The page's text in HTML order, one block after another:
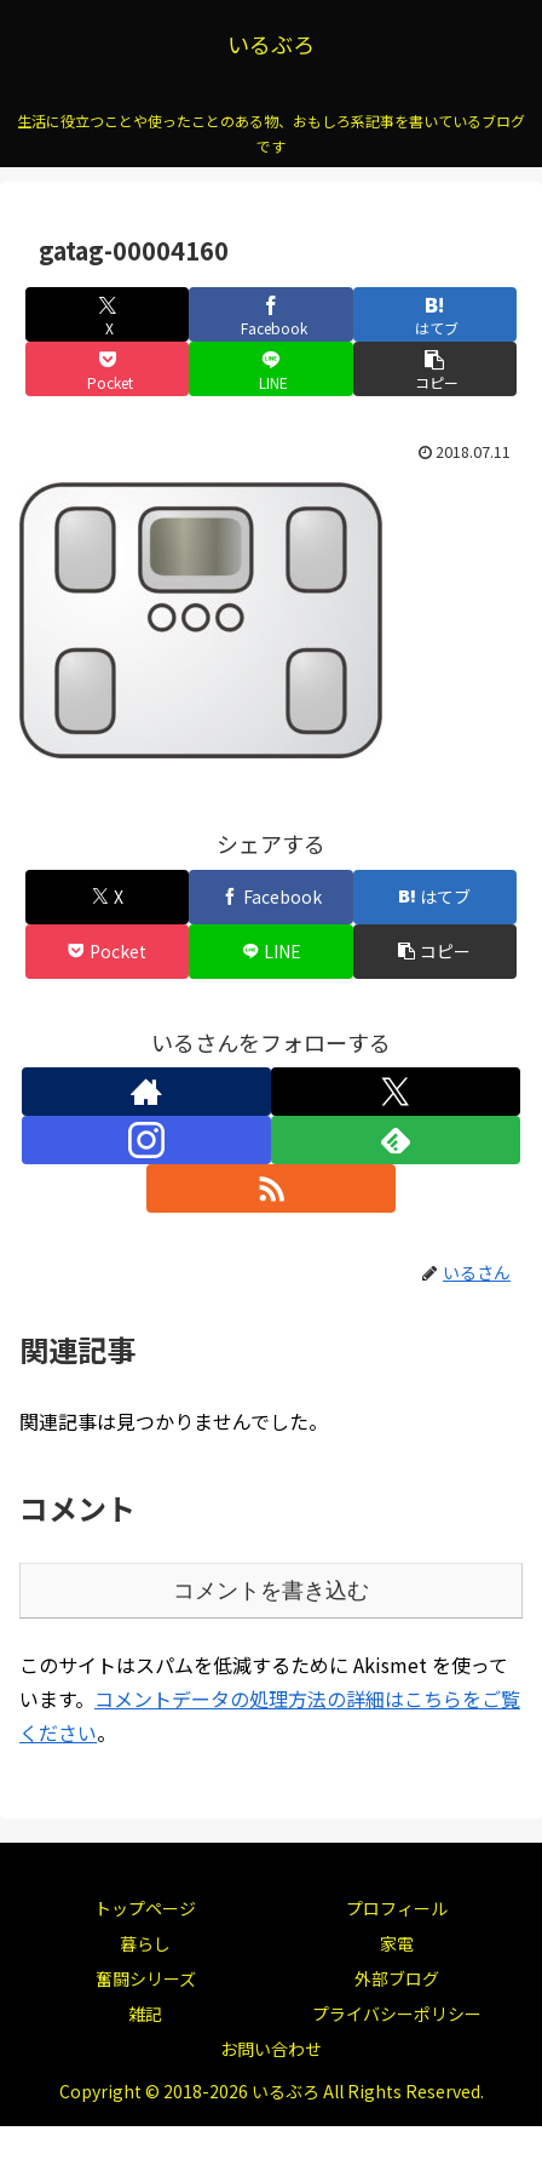
いるぶろ
生活に役立つことや使ったことのある物、おもしろ系記事を書いているブログ
です
gatag-00004160
X Facebook はてブ
Pocket LINE コピー
2018.07.11
シェアする
X Facebook はてブ
Pocket LINE コピー
いるさんをフォローする
いるさん
関連記事
関連記事は見つかりませんでした。
コメント
コメントを書き込む
このサイトはスパムを低減するために Akismet を使って
います。 コメントデータの処理方法の詳細はこちらをご覧
ください。
トップページ
プロフィール
暮らし
家電
奮闘シリーズ
外部ブログ
雑記
プライバシーポリシー
お問い合わせ
Copyright © 2018-2026 いるぶろ All Rights Reserved.